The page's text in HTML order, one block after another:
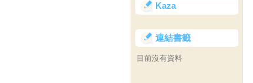
Kaza
連結書籤
目前沒有資料